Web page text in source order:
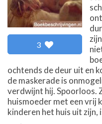
3
ochtends de deur uit en
de maskerade is
verdwijnt hij. Spoorloos.
huismoeder met een vrij
kinderen het huis uit